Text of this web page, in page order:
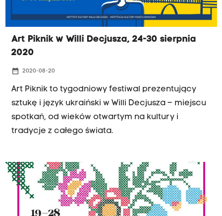
Art Piknik w Willi Decjusza, 24-30 sierpnia
2020
date_range 2020-08-20
Art Piknik to tygodniowy festiwal prezentujący
sztukę i język ukraiński w Willi Decjusza – miejscu
spotkań, od wieków otwartym na kultury i
tradycje z całego świata.